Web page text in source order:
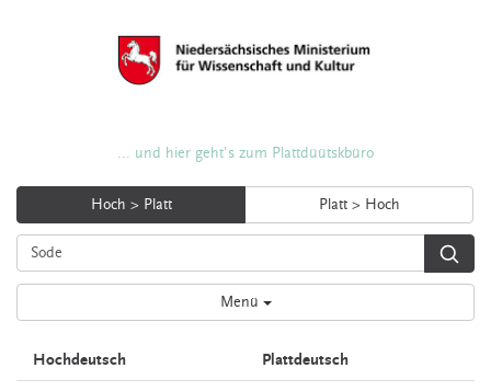
... und hier geht's zum Plattdüütskbüro
Hoch > Platt Platt > Hoch
Menü
Hochdeutsch Plattdeutsch